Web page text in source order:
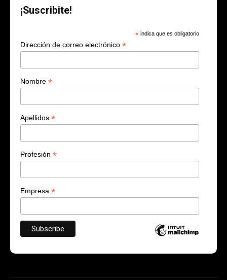
¡Suscribite!
* indica que es obligatorio
Dirección de correo electrónico *
Nombre *
Apellidos *
Profesión *
Empresa *